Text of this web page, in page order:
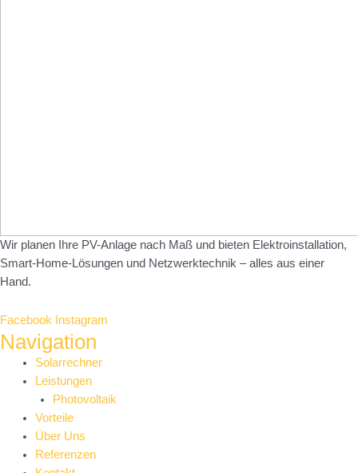
Wir planen Ihre PV-Anlage nach Maß und bieten Elektroinstallation,
Smart-Home-Lösungen und Netzwerktechnik – alles aus einer
Hand.
Facebook Instagram
Navigation
Main
Menu
Solarrechner
Leistungen
Photovoltaik
Vorteile
Über Uns
Referenzen